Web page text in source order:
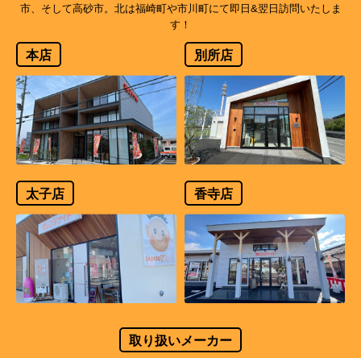
市、そして高砂市。北は福崎町や市川町にて即日&翌日訪問いたしま
す！
本店 別所店
太子店 香寺店
取り扱いメーカー